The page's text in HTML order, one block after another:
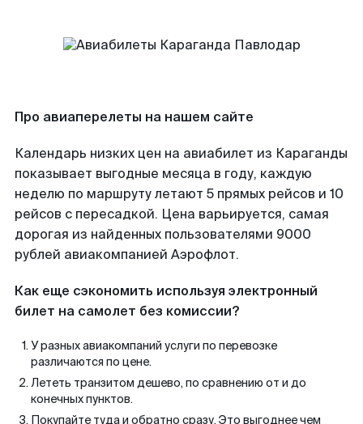
Про авиаперелеты на нашем сайте
Календарь низких цен на авиабилет из Караганды
показывает выгодные месяца в году, каждую
неделю по маршруту летают 5 прямых рейсов и 10
рейсов с пересадкой. Цена варьируется, самая
дорогая из найденных пользователями 9000
рублей авиакомпанией Аэрофлот.
Как еще сэкономить используя электронный
билет на самолет без комиссии?
У разных авиакомпаний услуги по перевозке
различаются по цене.
Лететь транзитом дешево, по сравнению от и до
конечных пунктов.
Покупайте туда и обратно сразу. Это выгоднее чем